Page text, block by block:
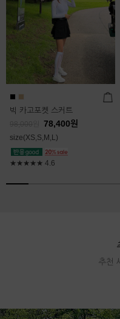
빅 카고포켓 스커트
78,400원
size(XS,S,M,L)
★★★★★ 4.6
추천